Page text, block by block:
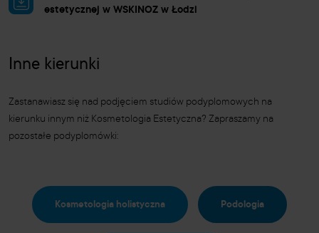
estetycznej w WSKINOZ w Łodzi
Inne kierunki
Zastanawiasz się nad podjęciem studiów podyplomowych na
kierunku innym niż Kosmetologia Estetyczna? Zapraszamy na
pozostałe podyplomówki:
Kosmetologia holistyczna Podologia